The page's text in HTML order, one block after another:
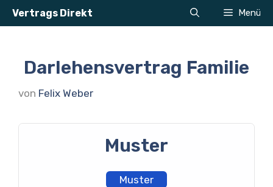
Zum
Vertrags Direkt Menü
Darlehensvertrag Familie
von Felix Weber
Muster
Muster